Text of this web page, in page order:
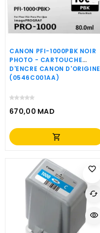
CANON PFI-1000PBK NOIR
PHOTO - CARTOUCHE
D'ENCRE CANON D'ORIGINE
(0546C001AA)
670,00 MAD
Prix
shopping_cart
favorite_border
cached
visibility